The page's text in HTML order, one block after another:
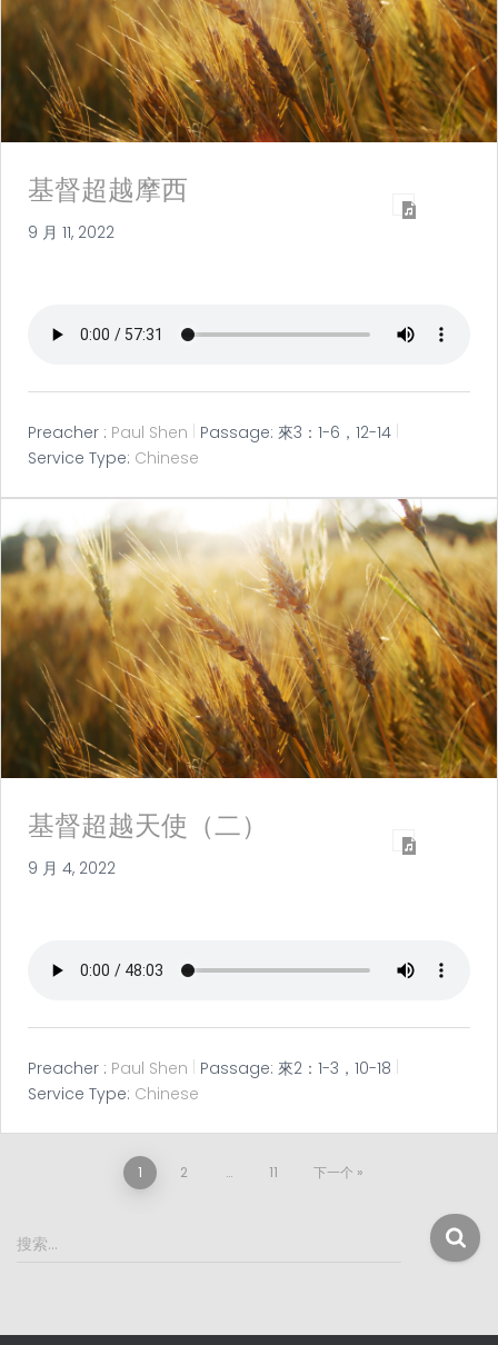
基督超越摩西
9 月 11, 2022
Preacher : Paul Shen Passage: 來3：1-6，12-14
Service Type: Chinese
基督超越天使（二）
9 月 4, 2022
Preacher : Paul Shen Passage: 來2：1-3，10-18
Service Type: Chinese
章
页
1 2 … 11 下一个
搜
搜索…